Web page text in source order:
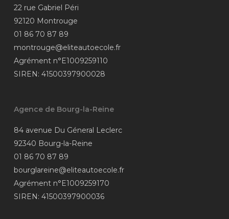
22 rue Gabriel Péri
92120 Montrouge
01 86 70 87 89
montrouge@eliteautoecole.fr
Agrément n°E1009259110
SIREN: 41500397900028
Agence de Bourg-la-Reine
84 avenue Du Géneral Leclerc
92340 Bourg-la-Reine
01 86 70 87 89
bourglareine@eliteautoecole.fr
Agrément n°E1009259170
SIREN: 41500397900036